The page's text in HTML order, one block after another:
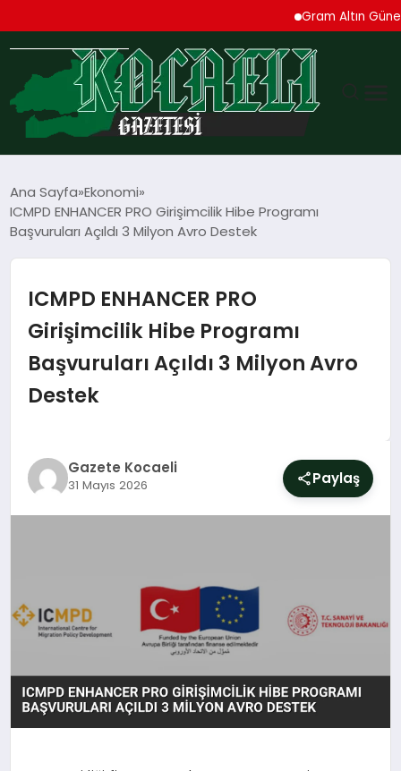
Gram Altın Güne
TEKNOLOJI
MAGAZIN
YAŞAM
Ana Sayfa Ekonomi
ICMPD ENHANCER PRO Girişimcilik Hibe Programı
Başvuruları Açıldı 3 Milyon Avro Destek
ICMPD ENHANCER PRO
Girişimcilik Hibe Programı
Başvuruları Açıldı 3 Milyon Avro
Destek
Gazete Kocaeli
31 Mayıs 2026 Paylaş